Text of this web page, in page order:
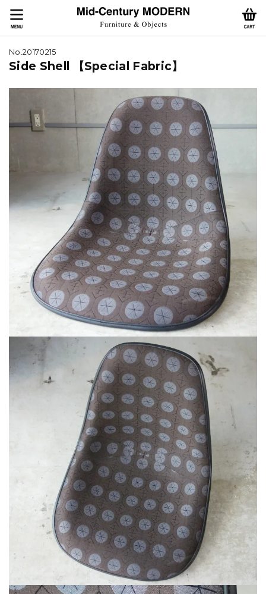
No.20170215
Side Shell 【Special Fabric】